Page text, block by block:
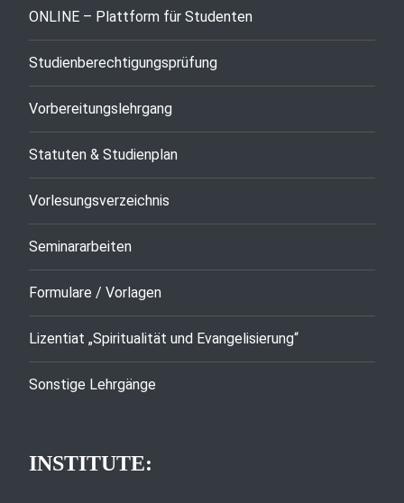
ONLINE – Plattform für Studenten
Studienberechtigungsprüfung
Vorbereitungslehrgang
Statuten & Studienplan
Vorlesungsverzeichnis
Seminararbeiten
Formulare / Vorlagen
Lizentiat „Spiritualität und Evangelisierung“
Sonstige Lehrgänge
INSTITUTE: